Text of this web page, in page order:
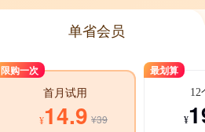
单省会员
限购一次
首月试用
¥14.9 ¥39
最划算
12
¥